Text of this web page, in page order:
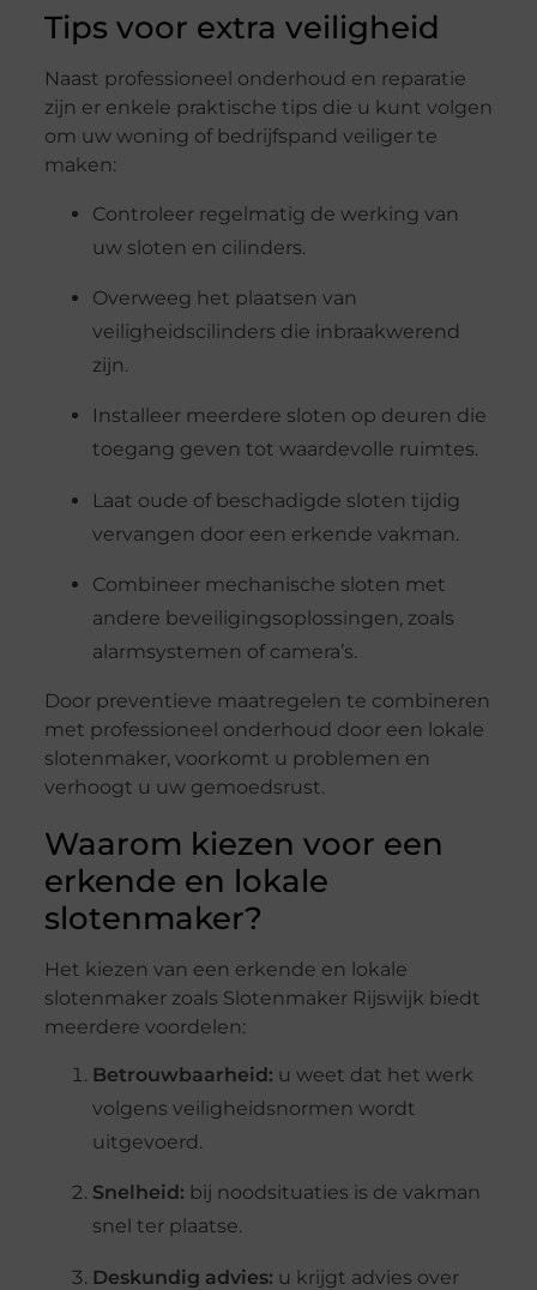
Tips voor extra veiligheid
Naast professioneel onderhoud en reparatie
zijn er enkele praktische tips die u kunt volgen
om uw woning of bedrijfspand veiliger te
maken:
Controleer regelmatig de werking van
uw sloten en cilinders.
Overweeg het plaatsen van
veiligheidscilinders die inbraakwerend
zijn.
Installeer meerdere sloten op deuren die
toegang geven tot waardevolle ruimtes.
Laat oude of beschadigde sloten tijdig
vervangen door een erkende vakman.
Combineer mechanische sloten met
andere beveiligingsoplossingen, zoals
alarmsystemen of camera’s.
Door preventieve maatregelen te combineren
met professioneel onderhoud door een lokale
slotenmaker, voorkomt u problemen en
verhoogt u uw gemoedsrust.
Waarom kiezen voor een
erkende en lokale
slotenmaker?
Het kiezen van een erkende en lokale
slotenmaker zoals Slotenmaker Rijswijk biedt
meerdere voordelen:
Betrouwbaarheid: u weet dat het werk
volgens veiligheidsnormen wordt
uitgevoerd.
Snelheid: bij noodsituaties is de vakman
snel ter plaatse.
Deskundig advies: u krijgt advies over